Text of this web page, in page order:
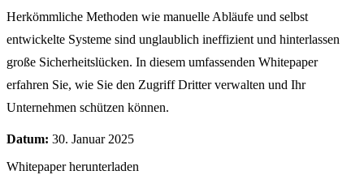
Herkömmliche Methoden wie manuelle Abläufe und selbst
entwickelte Systeme sind unglaublich ineffizient und hinterlassen
große Sicherheitslücken. In diesem umfassenden Whitepaper
erfahren Sie, wie Sie den Zugriff Dritter verwalten und Ihr
Unternehmen schützen können.
Datum: 30. Januar 2025
Whitepaper herunterladen